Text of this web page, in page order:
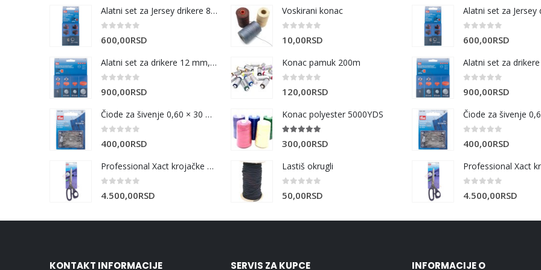
Alatni set za Jersey drikere 8 mm i 10 mm
600,00RSD
Alatni set za drikere 12 mm, 15 mm i 20 mm
900,00RSD
Čiode za šivenje 0,60 × 30 mm | 20 g
400,00RSD
Professional Xact krojačke makaze 25 cm
4.500,00RSD
Voskirani konac
10,00RSD
Konac pamuk 200m
120,00RSD
Konac polyester 5000YDS
300,00RSD
Lastiš okrugli
50,00RSD
600,00RSD
900,00RSD
400,00RSD
4.500,00RSD
KONTAKT INFORMACIJE SERVIS ZA KUPCE INFORMACIJE O